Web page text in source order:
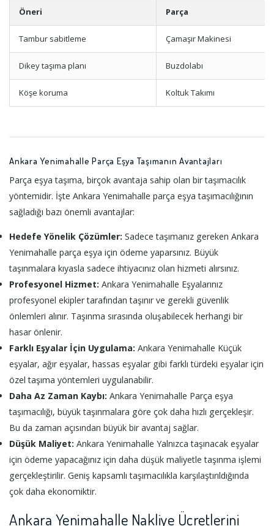
Öneri Parça
Tambur sabitleme Çamaşır Makinesi
Dikey taşıma planı Buzdolabı
Köşe koruma Koltuk Takımı
Ankara Yenimahalle Parça Eşya Taşımanın Avantajları
Parça eşya taşıma, birçok avantaja sahip olan bir taşımacılık
yöntemidir. İşte Ankara Yenimahalle parça eşya taşımacılığının
sağladığı bazı önemli avantajlar:
Hedefe Yönelik Çözümler: Sadece taşımanız gereken Ankara
Yenimahalle parça eşya için ödeme yaparsınız. Büyük
taşınmalara kıyasla sadece ihtiyacınız olan hizmeti alırsınız.
Profesyonel Hizmet: Ankara Yenimahalle Eşyalarınız
profesyonel ekipler tarafından taşınır ve gerekli güvenlik
önlemleri alınır. Taşınma sırasında oluşabilecek herhangi bir
hasar önlenir.
Farklı Eşyalar İçin Uygulama: Ankara Yenimahalle Küçük
eşyalar, ağır eşyalar, hassas eşyalar gibi farklı türdeki eşyalar için
özel taşıma yöntemleri uygulanabilir.
Daha Az Zaman Kaybı: Ankara Yenimahalle Parça eşya
taşımacılığı, büyük taşınmalara göre çok daha hızlı gerçekleşir.
Bu da zaman açısından büyük bir avantaj sağlar.
Düşük Maliyet: Ankara Yenimahalle Yalnızca taşınacak eşyalar
için ödeme yapacağınız için daha düşük maliyetle taşınma işlemi
gerçekleştirilir. Geniş kapsamlı taşımacılıkla karşılaştırıldığında
çok daha ekonomiktir.
Ankara Yenimahalle Nakliye Ücretlerini